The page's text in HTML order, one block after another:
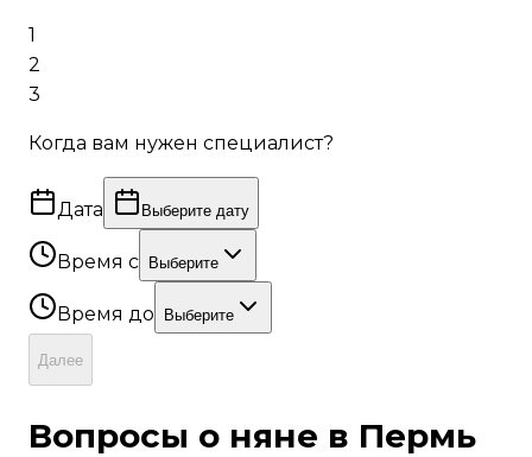
1
2
3
Когда вам нужен специалист?
Дата Выберите дату
Время с Выберите
Время до Выберите
Далее
Вопросы о няне в Пермь